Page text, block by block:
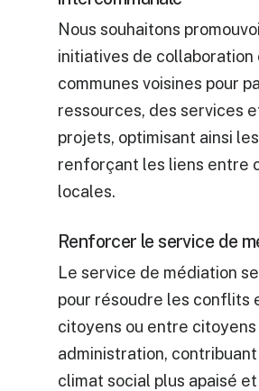
Nous souhaitons
initiatives de collaboration
communes voisines pour
ressources, des services
projets, optimisant ainsi
renforçant les liens entre
locales.
Renforcer le service de
Le service de médiation
pour résoudre les conflits
citoyens ou entre
administration, contribuant
climat social plus apaisé et